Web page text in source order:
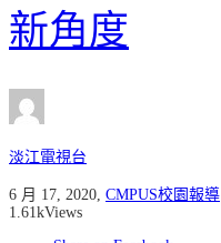
新角度
淡江電視台
6 月 17, 2020 CMPUS校園報導
1.61kViews